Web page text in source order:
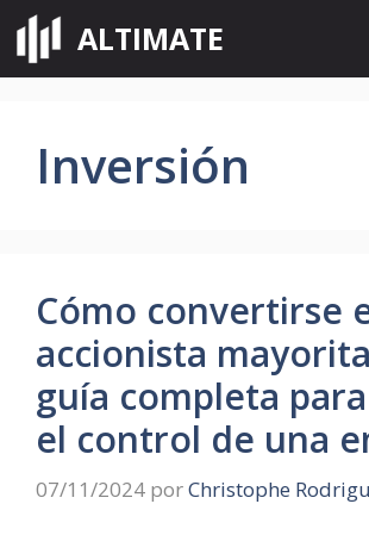
Saltar
contenido
ALTIMATE
Inversión
Cómo convertirse
accionista
guía completa
el control de una
07/11/2024 porChristophe